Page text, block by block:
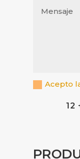
Acepto
12